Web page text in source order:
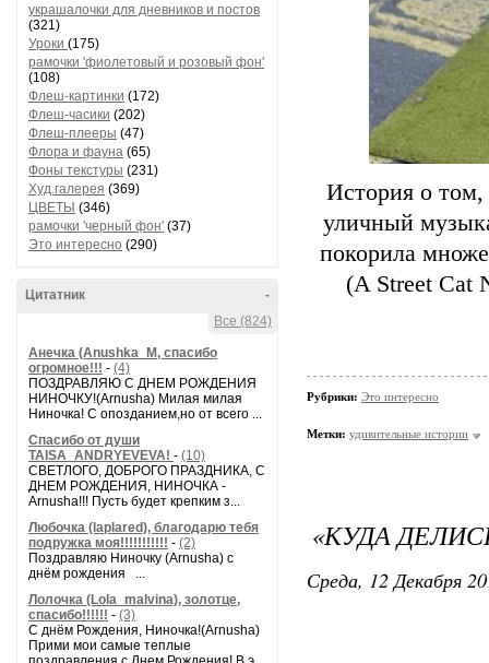
украшалочки для дневников и постов
(321)
Уроки (175)
рамочки 'фиолетовый и розовый фон'
(108)
Флеш-картинки (172)
Флеш-часики (202)
Флеш-плееры (47)
Флора и фауна (65)
Фоны текстуры (231)
Худ.галерея (369)
ЦВЕТЫ (346)
рамочки 'черный фон' (37)
Это интересно (290)
-
Цитатник
Все (824)
Анечка (Anushka_M, спасибо
огромное!!! - (4)
ПОЗДРАВЛЯЮ С ДНЕМ РОЖДЕНИЯ
НИНОЧКУ!(Arnusha) Милая милая
Ниночка! С опозданием,но от всего ...
Спасибо от души
TAISA_ANDRYEVEVA! - (10)
СВЕТЛОГО, ДОБРОГО ПРАЗДНИКА, С
ДНЕМ РОЖДЕНИЯ, НИНОЧКА -
Arnusha!!! Пусть будет крепким з...
Любочка (laplared), благодарю тебя
подружка моя!!!!!!!!!!! - (2)
Поздравляю Ниночку (Arnusha) с
днём рождения ...
Лолочка (Lola_malvina), золотце,
спасибо!!!!!! - (3)
С днём Рождения, Ниночка!(Аrnusha)
Прими мои самые теплые
История о
уличный
покорила
(A Street Cat
Рубрики: Это интересно
Метки: удивительные истории
«КУДА
Среда, 12 Декабря